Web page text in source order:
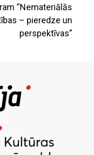
“Nemateriālās
– pieredze un
perspektīvas”